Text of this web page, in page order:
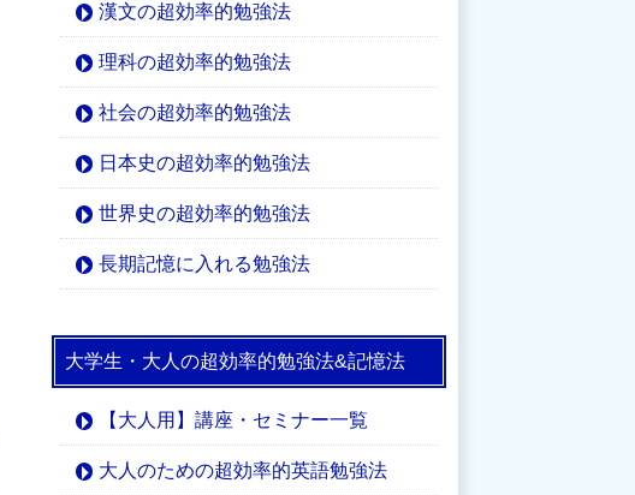
漢文の超効率的勉強法
理科の超効率的勉強法
社会の超効率的勉強法
日本史の超効率的勉強法
世界史の超効率的勉強法
長期記憶に入れる勉強法
大学生・大人の超効率的勉強法&記憶法
【大人用】講座・セミナー一覧
大人のための超効率的英語勉強法